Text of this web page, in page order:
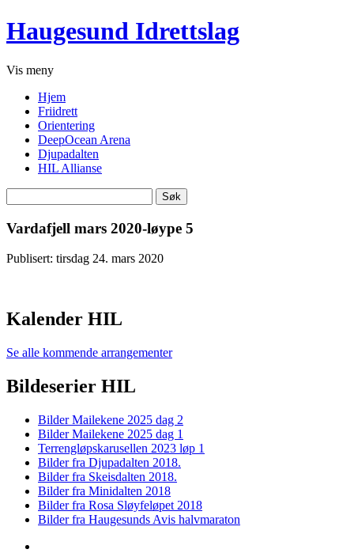
Haugesund Idrettslag
Vis meny
Hjem
Friidrett
Orientering
DeepOcean Arena
Djupadalten
HIL Allianse
etter:
Vardafjell mars 2020-løype 5
Publisert: tirsdag 24. mars 2020
Kalender HIL
Se alle kommende arrangementer
Bildeserier HIL
Bilder Mailekene 2025 dag 2
Bilder Mailekene 2025 dag 1
Terrengløpskarusellen 2023 løp 1
Bilder fra Djupadalten 2018.
Bilder fra Skeisdalten 2018.
Bilder fra Minidalten 2018
Bilder fra Rosa Sløyfeløpet 2018
Bilder fra Haugesunds Avis halvmaraton